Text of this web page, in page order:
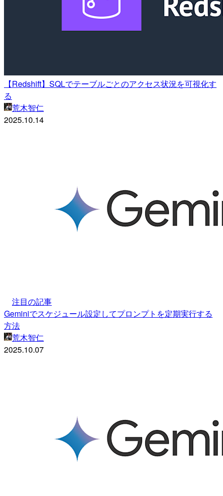
【Redshift】SQLでテーブルごとのアクセス状況を可視化す
る
荒木智仁
2025.10.14
注目の記事
Geminiでスケジュール設定してプロンプトを定期実行する
方法
荒木智仁
2025.10.07